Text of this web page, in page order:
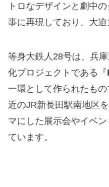
トロなデザインと劇中
事に再現しており、大迫
等身大鉄人28号は、兵
化プロジェクトである『
一環として作られたも
近のJR新長田駅南地区
マにした展示会やイベ
ています。